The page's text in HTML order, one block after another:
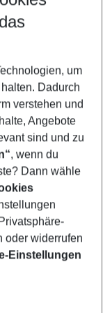
um
Dadurch
verstehen und
Angebote
sind und zu
, wenn du
Dann wähle
oder widerrufen
Einstellungen